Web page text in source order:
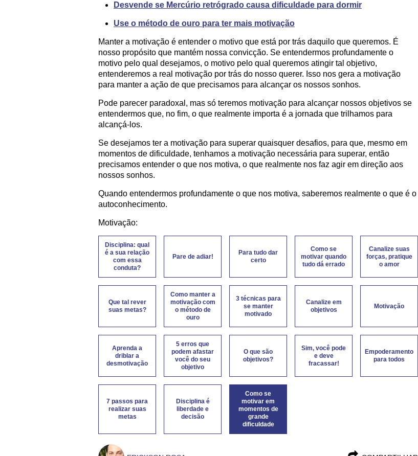
Desvende se Mercúrio retrógrado causa dificuldade para dormir
Use o método de ouro para ter mais motivação
Manter a motivação é entender o motivo que está por trás daquilo que queremos. É
nosso propósito que mantém nossa convicção. Se entendermos profundamente o
motivo pelo qual desejamos, o motivo pelo qual queremos atingir tal objetivo,
entenderemos a real motivação por trás do nosso querer. Isso nos gera a motivação
para manter a ação de que precisamos para alcançar os nossos sonhos.
Pode parecer paradoxal, mas só teremos motivação para alcançar nossos objetivos se
entendermos que, no fim, o que realmente importa é a jornada que trilhamos para
alcançá-los.
Se desejamos ter a motivação para superar quaisquer desafios, para que, mesmo em
momentos de dificuldade, tenhamos a motivação necessária para superar, então
precisamos entender o que nos motiva, o que realmente nos faz agir em direção aos
nossos sonhos.
Quando entendermos profundamente o que nos motiva, saberemos realmente o que é o
autoconhecimento.
Motivação:
Disciplina: qual
é a sua relação
com essa
conduta?
Pare de adiar!
Para tudo dar
certo
Como se
motivar quando
tudo dá errado
Canalize suas
forças, pratique
o amor
Que tal rever
suas metas?
Como manter a
motivação com
o método de
ouro
3 técnicas para
se manter
motivado
Canalize em
objetivos
Motivação
Aprenda a
driblar a
desmotivação
5 erros que
podem afastar
você do seu
objetivo
O que são
objetivos?
Sim, você pode
e deve
fracassar!
Empoderamento
para todos
7 passos para
realizar suas
metas
Disciplina é
liberdade e
decisão
Como se
motivar em
momentos de
grande
dificuldade